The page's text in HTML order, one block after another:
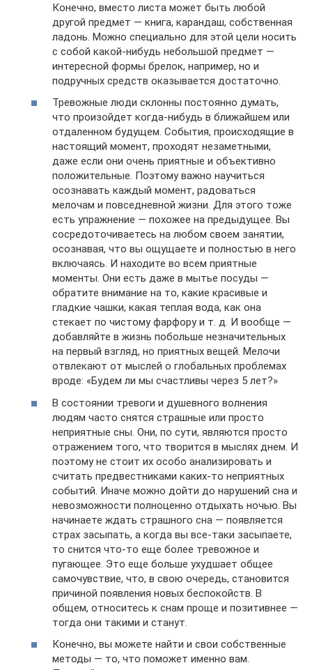
Конечно, вместо листа может быть любой
другой предмет — книга, карандаш, собственная
ладонь. Можно специально для этой цели носить
с собой какой-нибудь небольшой предмет —
интересной формы брелок, например, но и
подручных средств оказывается достаточно.
Тревожные люди склонны постоянно думать,
что произойдет когда-нибудь в ближайшем или
отдаленном будущем. События, происходящие в
настоящий момент, проходят незаметными,
даже если они очень приятные и объективно
положительные. Поэтому важно научиться
осознавать каждый момент, радоваться
мелочам и повседневной жизни. Для этого тоже
есть упражнение — похожее на предыдущее. Вы
сосредоточиваетесь на любом своем занятии,
осознавая, что вы ощущаете и полностью в него
включаясь. И находите во всем приятные
моменты. Они есть даже в мытье посуды —
обратите внимание на то, какие красивые и
гладкие чашки, какая теплая вода, как она
стекает по чистому фарфору и т. д. И вообще —
добавляйте в жизнь побольше незначительных
на первый взгляд, но приятных вещей. Мелочи
отвлекают от мыслей о глобальных проблемах
вроде: «Будем ли мы счастливы через 5 лет?»
В состоянии тревоги и душевного волнения
людям часто снятся страшные или просто
неприятные сны. Они, по сути, являются просто
отражением того, что творится в мыслях днем. И
поэтому не стоит их особо анализировать и
считать предвестниками каких-то неприятных
событий. Иначе можно дойти до нарушений сна и
невозможности полноценно отдыхать ночью. Вы
начинаете ждать страшного сна — появляется
страх засыпать, а когда вы все-таки засыпаете,
то снится что-то еще более тревожное и
пугающее. Это еще больше ухудшает общее
самочувствие, что, в свою очередь, становится
причиной появления новых беспокойств. В
общем, относитесь к снам проще и позитивнее —
тогда они такими и станут.
Конечно, вы можете найти и свои собственные
методы — то, что поможет именно вам.